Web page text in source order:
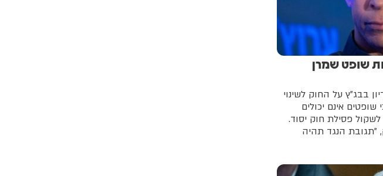
שופט שמרן
בבג"ץ על החוק לשינוי
אינם יכולים
פסילת חוק יסוד.
"תגובת הנגד תהיה